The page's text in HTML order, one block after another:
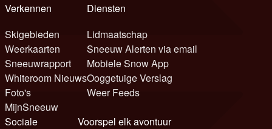
Verkennen
Skigebieden
Weerkaarten
Sneeuwrapport
Whiteroom Nieuws
Foto's
MijnSneeuw
Diensten
Lidmaatschap
Sneeuw Alerten via email
Mobiele Snow App
Ooggetuige Verslag
Weer Feeds
Sociale
Voorspel elk avontuur